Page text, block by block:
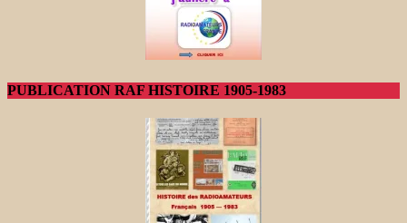
PUBLICATION RAF HISTOIRE 1905-1983